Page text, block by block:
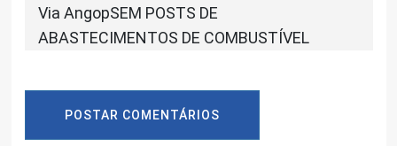
Via AngopSEM POSTS DE
ABASTECIMENTOS DE COMBUSTÍVEL
POSTAR COMENTÁRIOS